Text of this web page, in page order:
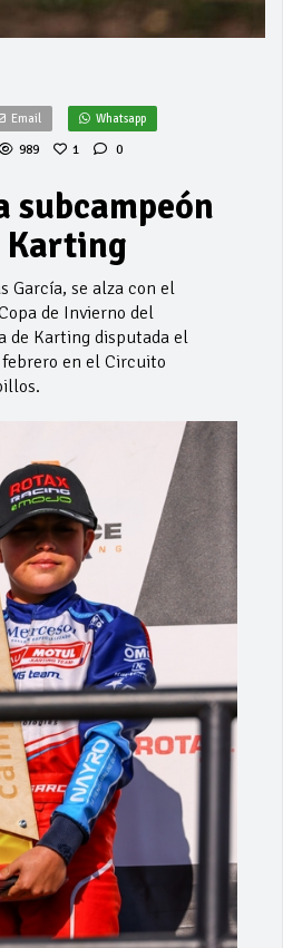
Email Whatsapp
989 1 0
subcampeón
Karting
García, se alza con el
de Invierno del
de Karting disputada el
en el Circuito